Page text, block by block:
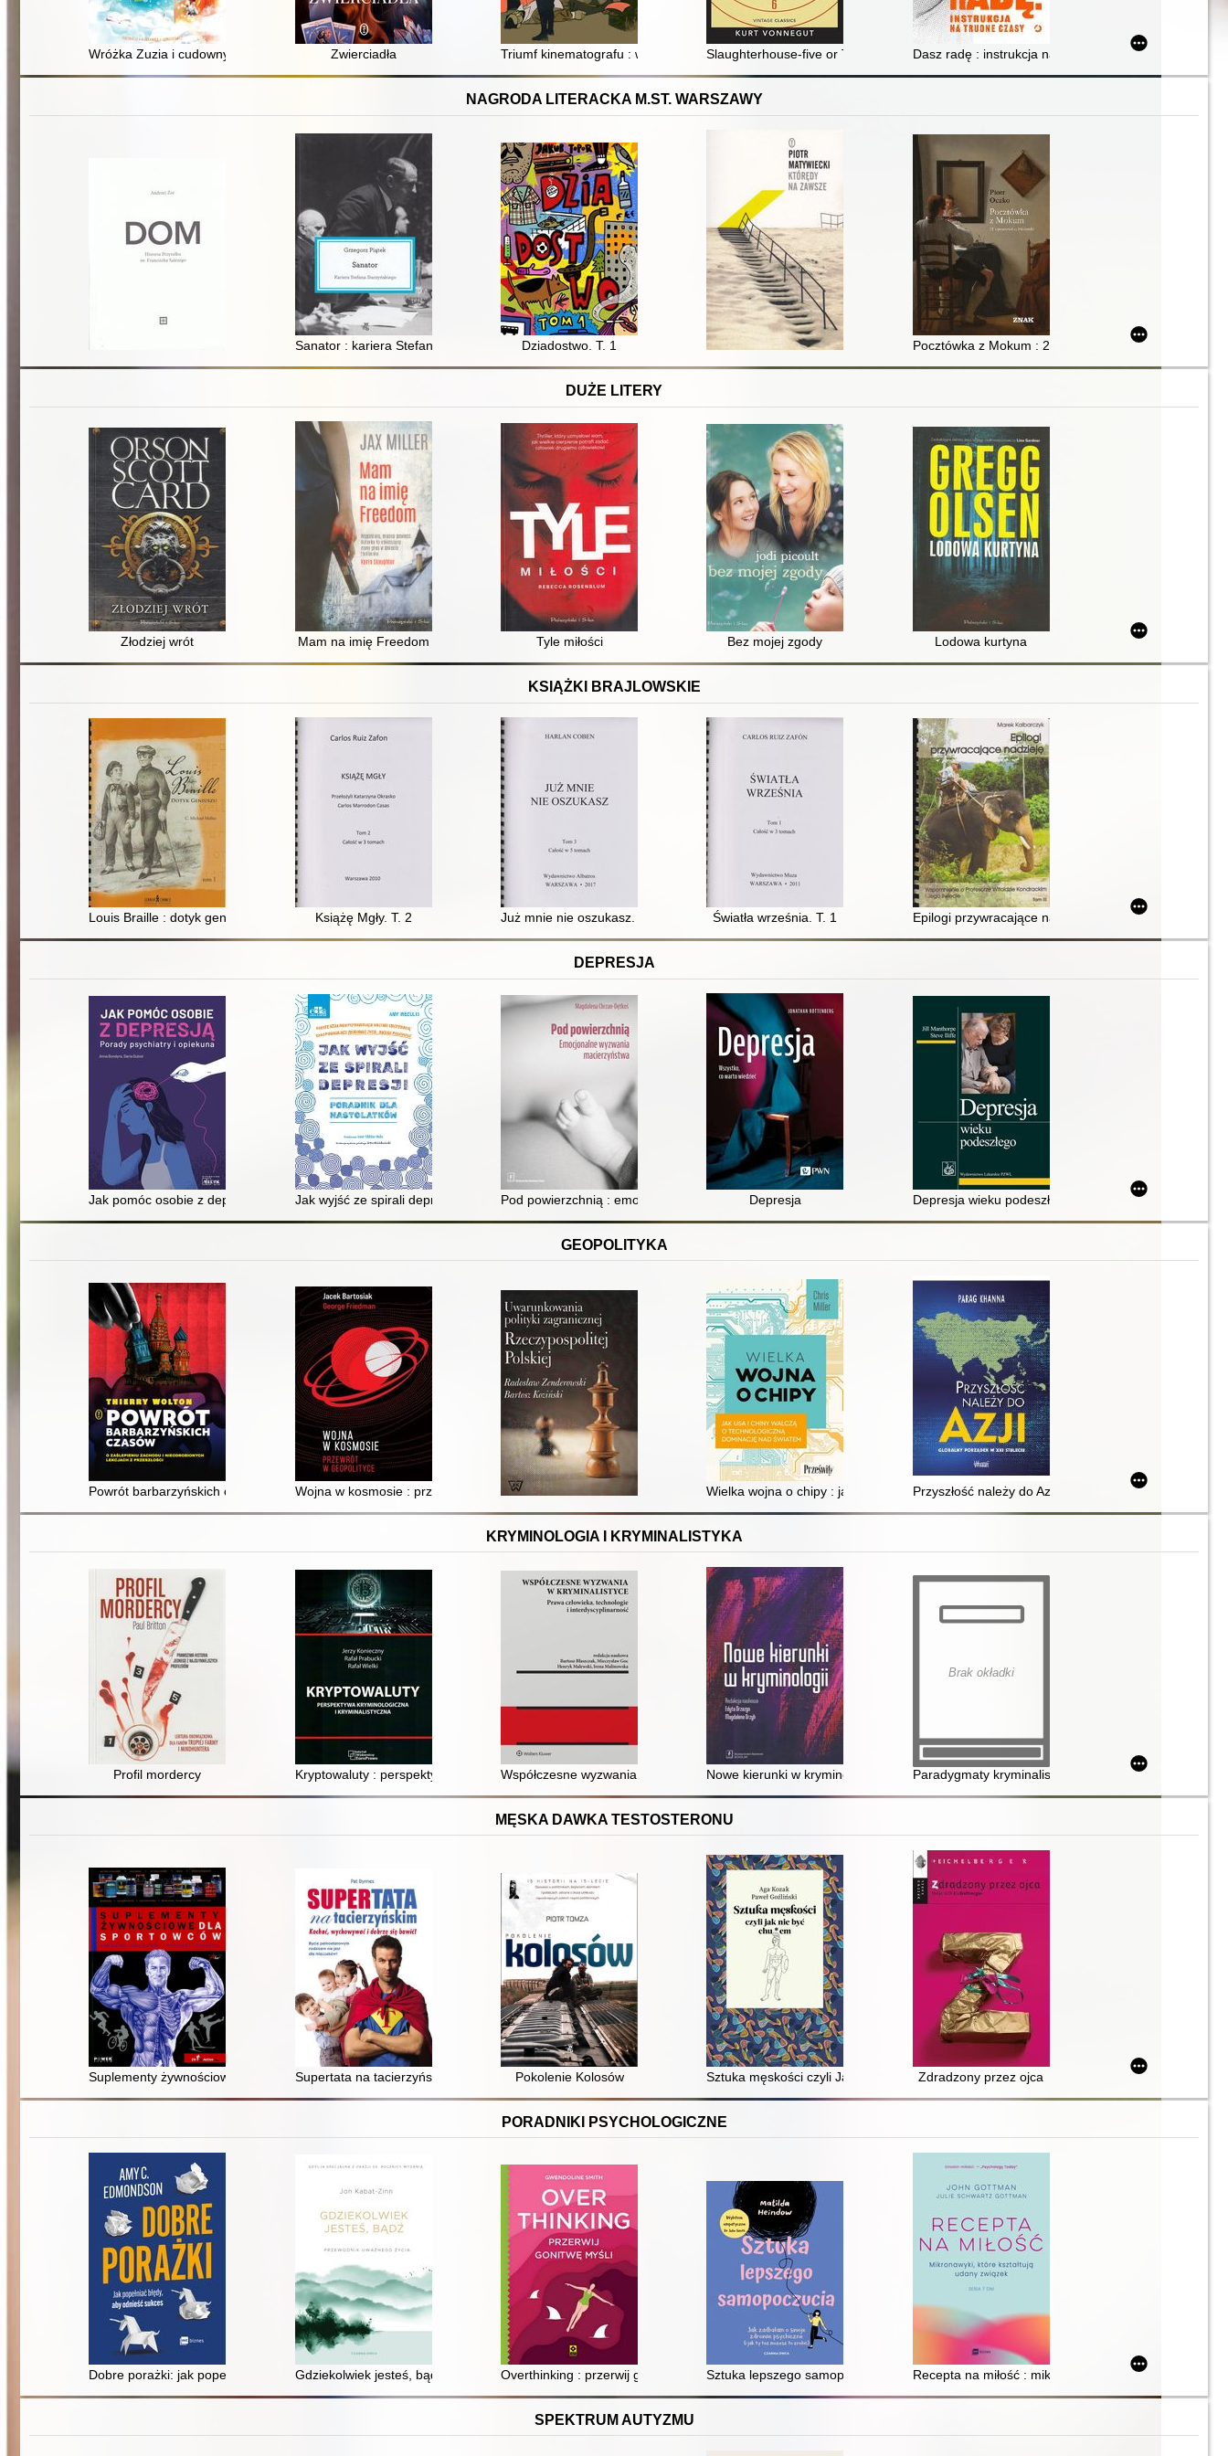
Wróżka Zuzia i cudowny chłopiec Zwierciadła Triumf kinematografu : wczesne kino nieme w kontekście sztukSlaughterhouse-five or The children's crusade : a duty dance with death
Dasz radę : instrukcja na trudne czasy
NAGRODA LITERACKA M.ST. WARSZAWY
Sanator : kariera Stefana StarzyńskiegoDziadostwo. T. 1 Pocztówka z Mokum : 21 opowieści o Holandii
DUŻE LITERY
Złodziej wrót Mam na imię Freedom Tyle miłości Bez mojej zgody Lodowa kurtyna
KSIĄŻKI BRAJLOWSKIE
Louis Braille : dotyk geniuszu. T. 1 Książę Mgły. T. 2 Już mnie nie oszukasz. T. 3 Światła września. T. 1 Epilogi przywracające nadzieję : wspomnienie o
DEPRESJA
Jak pomóc osobie z depresją? : porady psychiatry i opiekunaJak wyjść ze spirali depresji : poradnik dla nastolatków : proste działania poprawiające nastrój i motywację oraz pomagające zbudować życie, jakiego pragniesz
Pod powierzchnią : emocjonalne wyzwania macierzyństwa
Depresja Depresja wieku podeszłego
GEOPOLITYKA
Powrót barbarzyńskich czasów : o zaślepieniu Zachodu i nieodrobionych lekcjach z przeszłości
Wojna w kosmosie : przewrót w geopolityce Wielka wojna o chipy : jak USA i Chiny walczą o technologiczną dominację nad światem
Przyszłość należy do Azji : globalny porządek w XXI
KRYMINOLOGIA I KRYMINALISTYKA
Profil mordercy Kryptowaluty : perspektywa kryminologiczna i kryminalistycznaWspółczesne wyzwania w kryminalistyce : prawa człowieka, technologie i interdyscyplinarność
Nowe kierunki w kryminologii
Brak okładki
Paradygmaty kryminalistyki
MĘSKA DAWKA TESTOSTERONU
Suplementy żywnościowe dla sportowcówSupertata na tacierzyńskim Pokolenie Kolosów Sztuka męskości czyli Jak nie być chu*emZdradzony przez ojca
PORADNIKI PSYCHOLOGICZNE
Dobre porażki: jak popełniać błędy, aby odnieść sukcesGdziekolwiek jesteś, bądź : przewodnik uważnego życia
Overthinking : przerwij gonitwę myśliSztuka lepszego samopoczucia : jak zadbałam o swoje zdrowie psychiczne (i jak ty też
Recepta na miłość : mikronawyki, które kształtują
SPEKTRUM AUTYZMU